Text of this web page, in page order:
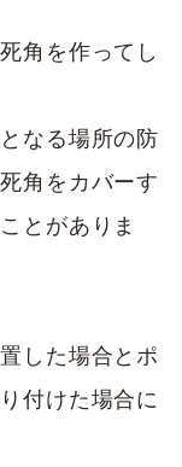
角を作ってし
なる場所の防
角をカバーす
とがありま
した場合とポ
付けた場合に